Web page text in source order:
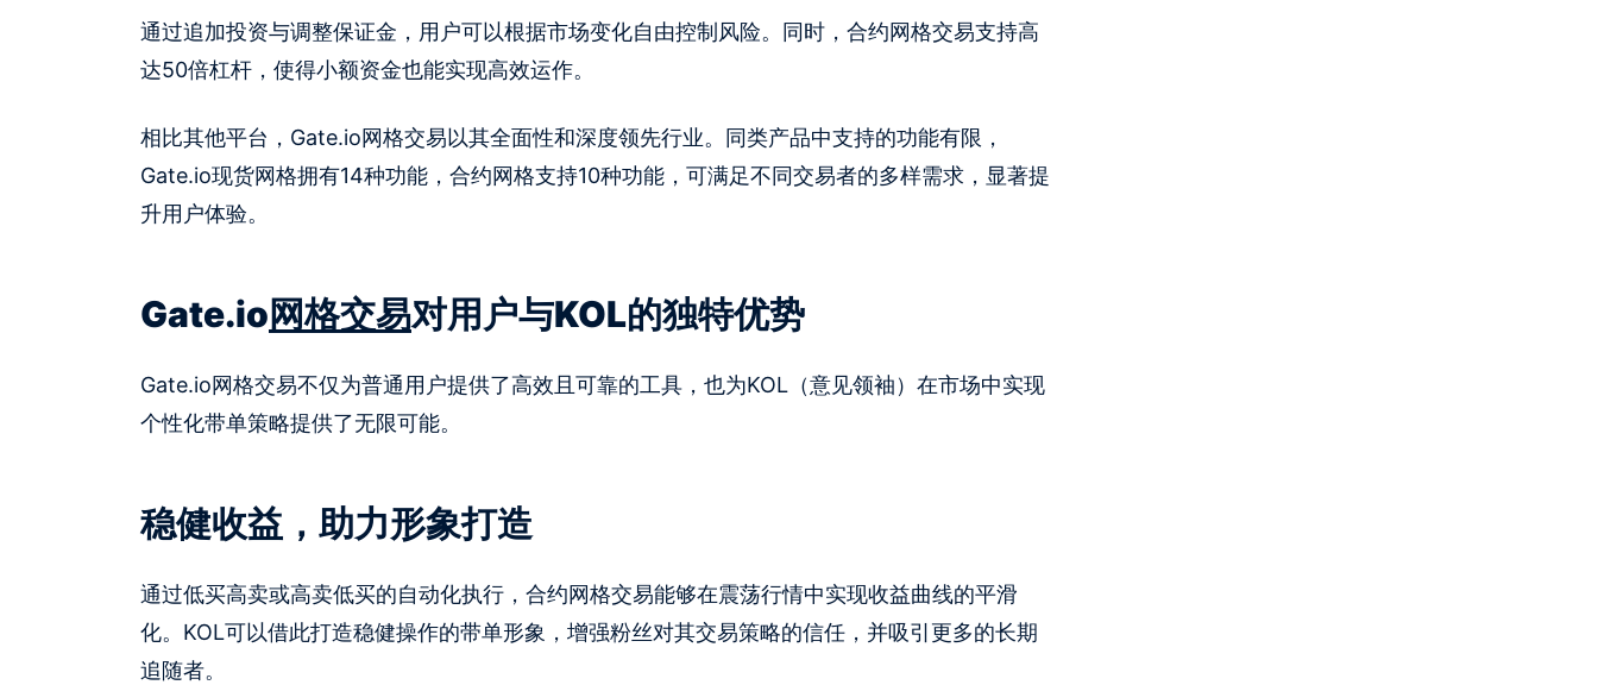
通过追加投资与调整保证金，用户可以根据市场变化自由控制风险。同时，合约网格交易支持高
达50倍杠杆，使得小额资金也能实现高效运作。
相比其他平台，Gate.io网格交易以其全面性和深度领先行业。同类产品中支持的功能有限，
Gate.io现货网格拥有14种功能，合约网格支持10种功能，可满足不同交易者的多样需求，显著提
升用户体验。
Gate.io网格交易对用户与KOL的独特优势
Gate.io网格交易不仅为普通用户提供了高效且可靠的工具，也为KOL（意见领袖）在市场中实现
个性化带单策略提供了无限可能。
稳健收益，助力形象打造
通过低买高卖或高卖低买的自动化执行，合约网格交易能够在震荡行情中实现收益曲线的平滑
化。KOL可以借此打造稳健操作的带单形象，增强粉丝对其交易策略的信任，并吸引更多的长期
追随者。